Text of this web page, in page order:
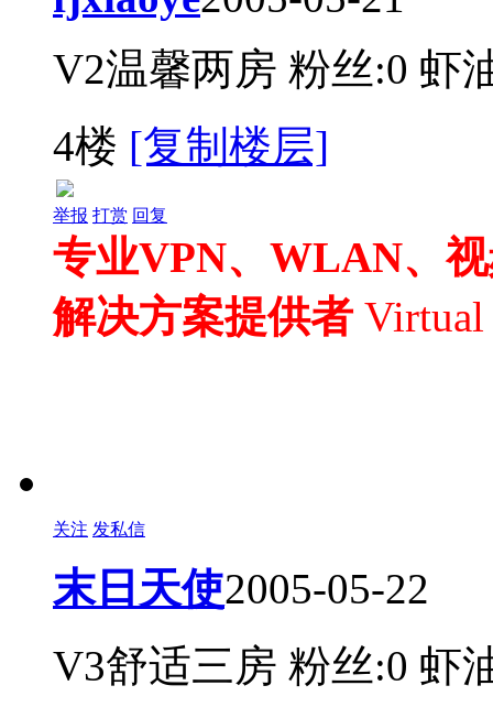
V2温馨两房 粉丝:0 虾
4楼 [复制楼层]
举报 打赏 回复
专业VPN、WLAN、
解决方案提供者
关注 发私信
末日天使2005-05-22
V3舒适三房 粉丝:0 虾